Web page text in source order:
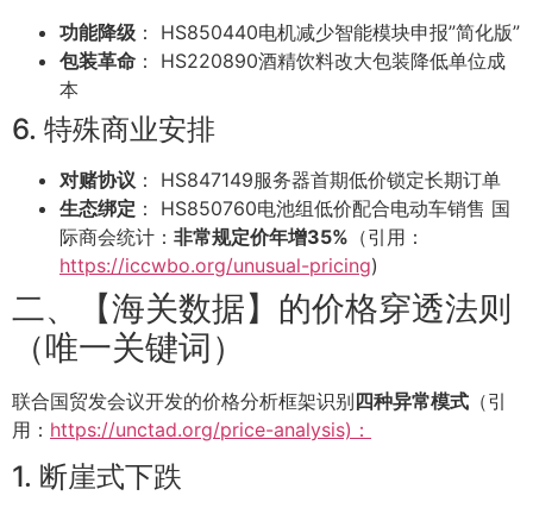
功能降级 ： HS850440电机减少智能模块申报”简化版”
包装革命 ： HS220890酒精饮料改大包装降低单位成
本
6. 特殊商业安排
对赌协议 ： HS847149服务器首期低价锁定长期订单
生态绑定 ： HS850760电池组低价配合电动车销售 国
际商会统计： 非常规定价年增35% （引用：
https://iccwbo.org/unusual-pricing)
二、【海关数据】的价格穿透法则
（唯一关键词）
联合国贸发会议开发的价格分析框架识别四种异常模式 （引
用： https://unctad.org/price-analysis)：
1. 断崖式下跌